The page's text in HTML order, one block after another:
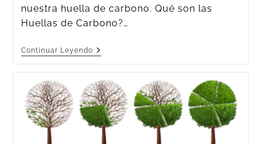
nuestra huella de carbono. Qué son las
Huellas de Carbono?…
Continuar Leyendo